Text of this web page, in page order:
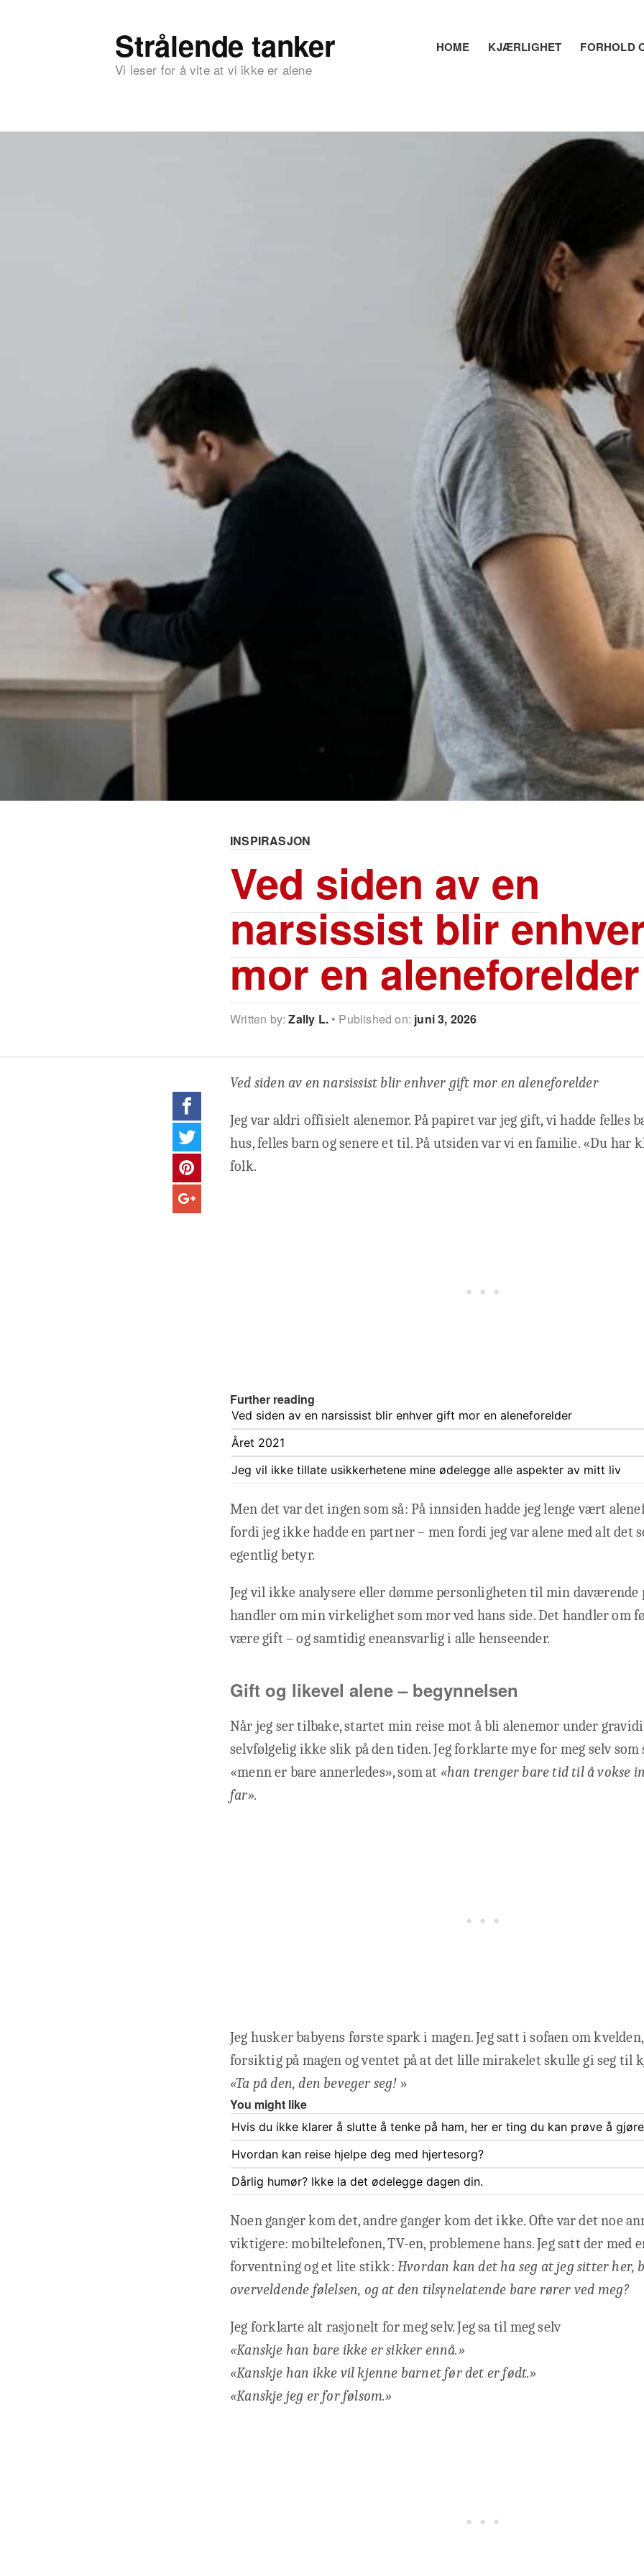
Strålende tanker
Vi leser for å vite at vi ikke er alene
HOME KJÆRLIGHET FORHOLD
INSPIRASJON
Ved siden av en
narsissist blir
mor en aleneforelder
Written by:Zally L. Published on: juni 3, 2026
Ved siden av en narsissist blir enhver gift mor en aleneforelder
Jeg var aldri offisielt alenemor. På papiret var jeg gift, vi hadde felles
hus, felles barn og senere et til. På utsiden var vi en familie. «Du har
folk.
Further reading
Ved siden av en narsissist blir enhver gift mor en aleneforelder
Året 2021
Jeg vil ikke tillate usikkerhetene mine ødelegge alle aspekter av mitt liv
Men det var det ingen som så: På innsiden hadde jeg lenge vært
fordi jeg ikke hadde en partner – men fordi jeg var alene med alt det
egentlig betyr.
Jeg vil ikke analysere eller dømme personligheten til min daværende
handler om min virkelighet som mor ved hans side. Det handler om
være gift – og samtidig eneansvarlig i alle henseender.
Gift og likevel alene – begynnelsen
Når jeg ser tilbake, startet min reise mot å bli alenemor under
selvfølgelig ikke slik på den tiden. Jeg forklarte mye for meg selv som
«menn er bare annerledes», som at «han trenger bare tid til å vokse
far».
Jeg husker babyens første spark i magen. Jeg satt i sofaen om
forsiktig på magen og ventet på at det lille mirakelet skulle gi seg til
«Ta på den, den beveger seg! »
You might like
Hvis du ikke klarer å slutte å tenke på ham, her er ting du kan prøve å
Hvordan kan reise hjelpe deg med hjertesorg?
Dårlig humør? Ikke la det ødelegge dagen din.
Noen ganger kom det, andre ganger kom det ikke. Ofte var det noe
viktigere: mobiltelefonen, TV-en, problemene hans. Jeg satt der med
forventning og et lite stikk: Hvordan kan det ha seg at jeg sitter her,
overveldende følelsen, og at den tilsynelatende bare rører ved meg?
Jeg forklarte alt rasjonelt for meg selv. Jeg sa til meg selv
«Kanskje han bare ikke er sikker ennå.»
«Kanskje han ikke vil kjenne barnet før det er født.»
«Kanskje jeg er for følsom.»